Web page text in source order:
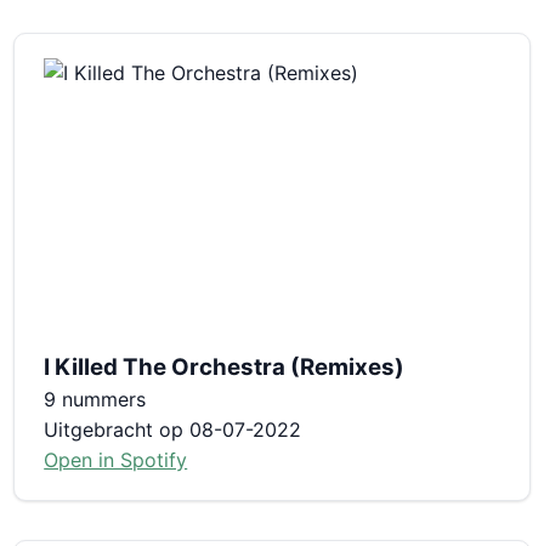
I Killed The Orchestra (Remixes)
9 nummers
Uitgebracht op 08-07-2022
Open in Spotify